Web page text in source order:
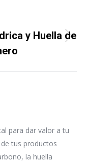
y Huella de
para dar valor a tu
tus productos
la huella